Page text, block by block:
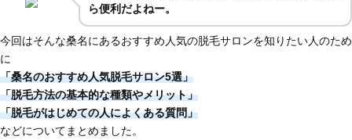
ら便利だよねー。
今回はそんな桑名にあるおすすめ人気の脱毛サロンを知りたい人のため
に
「桑名のおすすめ人気脱毛サロン5選」
「脱毛方法の基本的な種類やメリット」
「脱毛がはじめての人によくある質問」
などについてまとめました。